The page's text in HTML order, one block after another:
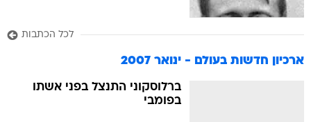
לכל הכתבות
ארכיון חדשות בעולם - ינואר 2007
ברלוסקוני התנצל בפני אשתו
בפומבי